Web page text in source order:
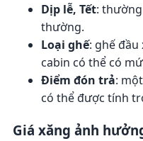
Dịp lễ, Tết:
thường.
Loại ghế: ghế đầu
cabin có thể có
Điểm đón trả:
có thể được tính
Giá xăng ảnh